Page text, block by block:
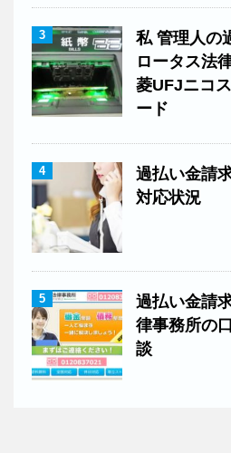
3
私 管理人の
ロータス法
菱UFJニコ
ード
4
過払い金請
対応状況
5
過払い金請
律事務所の
談